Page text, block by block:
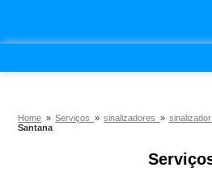
Home »Serviços »sinalizadores »
Santana